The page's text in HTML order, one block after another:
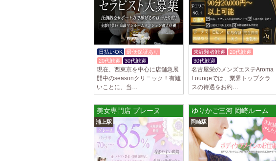
日払いOK
最低保証あり
20代歓迎
30代歓迎
現在、西東京を中心に店舗急展
開中のseasonクリニック！有難
いことに、当…
未経験者歓迎
20代歓迎
30代歓迎
名古屋栄のメンズエステAroma
Loungeでは、業界トップクラ
スの待遇をお約…
美女専門店 プレーヌ
浦上駅
ゆりかご三河 岡崎ルーム
岡崎駅